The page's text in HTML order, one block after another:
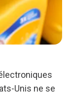
Unis ne se